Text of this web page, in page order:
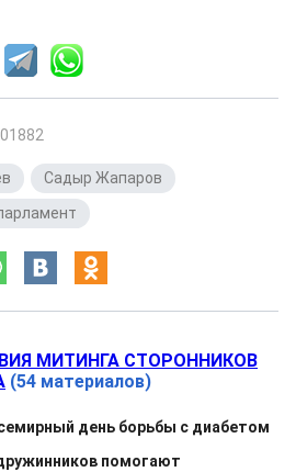
Садыр Жапаров
МИТИНГА СТОРОННИКОВ
(54 материалов)
день борьбы с диабетом
помогают